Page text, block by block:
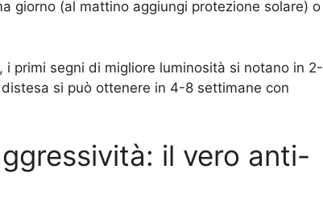
giorno (al mattino aggiungi protezione solare) o
primi segni di migliore luminosità si notano in 2-
si può ottenere in 4-8 settimane con
il vero anti-